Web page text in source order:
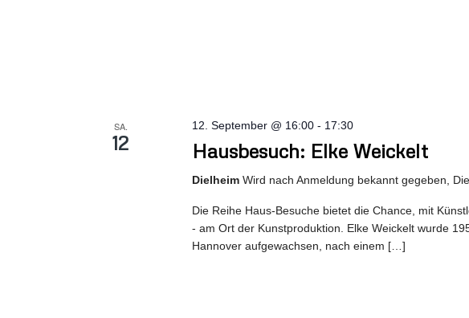
SA.
12 Hausbesuch: Elke Weickelt
12. September @ 16:00 - 17:30
DielheimWird nach Anmeldung bekannt gegeben,
Die Reihe Haus-Besuche bietet die Chance, mit
- am Ort der Kunstproduktion. Elke Weickelt wurde
Hannover aufgewachsen, nach einem […]